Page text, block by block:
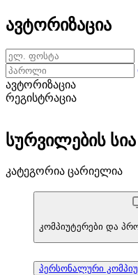
ავტორიზაცია
ავტორიზაცია
რეგისტრაცია
სურვილების სია
კატეგორია ცარიელია
კომპიუტერები და
პერსონალური